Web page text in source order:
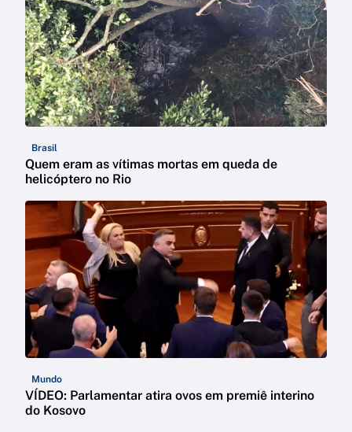
Brasil
Quem eram as vítimas mortas em queda de
helicóptero no Rio
Mundo
VÍDEO: Parlamentar atira ovos em premiê interino
do Kosovo